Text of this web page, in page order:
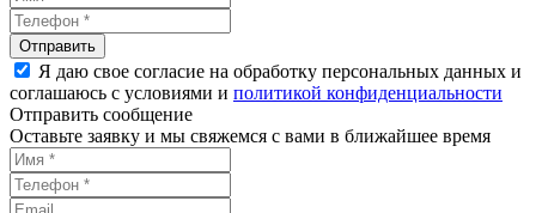
Я даю свое согласие на обработку персональных данных и
соглашаюсь с условиями и политикой конфиденциальности
Отправить сообщение
Оставьте заявку и мы свяжемся с вами в ближайшее время